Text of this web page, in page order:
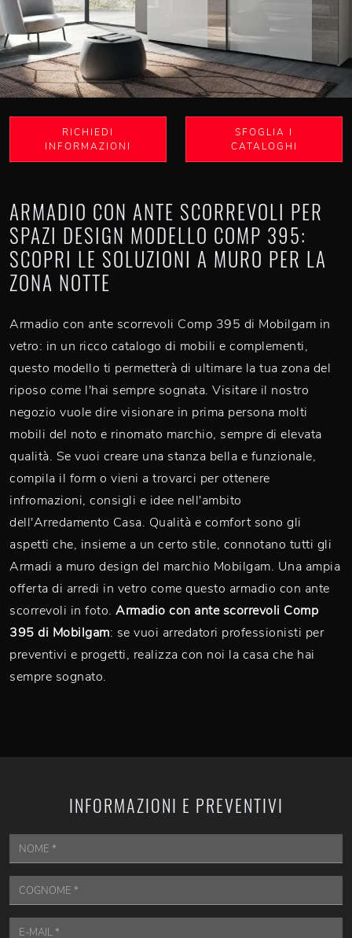
RICHIEDI
INFORMAZIONI
SFOGLIA I
CATALOGHI
ARMADIO CON ANTE SCORREVOLI PER
SPAZI DESIGN MODELLO COMP 395:
SCOPRI LE SOLUZIONI A MURO PER LA
ZONA NOTTE
Armadio con ante scorrevoli Comp 395 di Mobilgam in
vetro: in un ricco catalogo di mobili e complementi,
questo modello ti permetterà di ultimare la tua zona del
riposo come l'hai sempre sognata. Visitare il nostro
negozio vuole dire visionare in prima persona molti
mobili del noto e rinomato marchio, sempre di elevata
qualità. Se vuoi creare una stanza bella e funzionale,
compila il form o vieni a trovarci per ottenere
infromazioni, consigli e idee nell'ambito
dell'Arredamento Casa. Qualità e comfort sono gli
aspetti che, insieme a un certo stile, connotano tutti gli
Armadi a muro design del marchio Mobilgam. Una ampia
offerta di arredi in vetro come questo armadio con ante
scorrevoli in foto. Armadio con ante scorrevoli Comp
395 di Mobilgam: se vuoi arredatori professionisti per
preventivi e progetti, realizza con noi la casa che hai
sempre sognato.
INFORMAZIONI E PREVENTIVI